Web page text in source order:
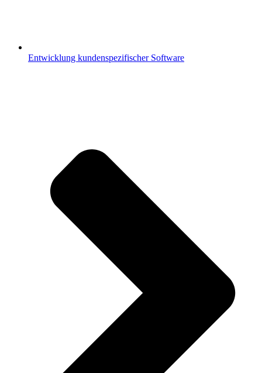
Entwicklung kundenspezifischer Software